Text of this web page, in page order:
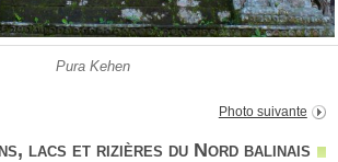
Pura Kehen
Photo suivante
lacs et rizières du Nord balinais